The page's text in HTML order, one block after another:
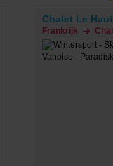
Chalet Le Haut
Frankrijk